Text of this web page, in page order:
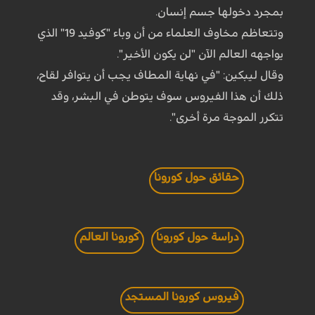
بمجرد دخولها جسم إنسان.
وتتعاظم مخاوف العلماء من أن وباء "كوفيد 19" الذي
يواجهه العالم الآن "لن يكون الأخير".
وقال ليبكين: "في نهاية المطاف يجب أن يتوافر لقاح،
ذلك أن هذا الفيروس سوف يتوطن في البشر، وقد
تتكرر الموجة مرة أخرى".
حقائق حول كورونا
دراسة حول كورونا كورونا العالم
فيروس كورونا المستجد